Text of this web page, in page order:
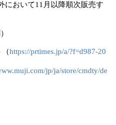
において11月以降順次販売す
https://prtimes.jp/a/?f=d987-20
jp/ja/store/cmdty/de